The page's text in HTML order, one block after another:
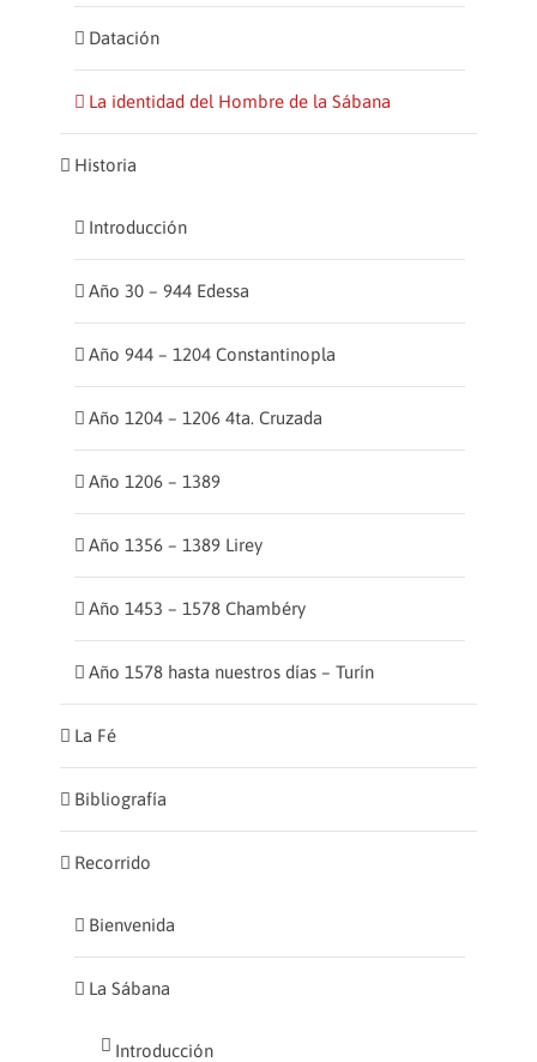
Datación
La identidad del Hombre de la Sábana
Historia
Introducción
Año 30 – 944 Edessa
Año 944 – 1204 Constantinopla
Año 1204 – 1206 4ta. Cruzada
Año 1206 – 1389
Año 1356 – 1389 Lirey
Año 1453 – 1578 Chambéry
Año 1578 hasta nuestros días – Turín
La Fé
Bibliografía
Recorrido
Bienvenida
La Sábana
Introducción